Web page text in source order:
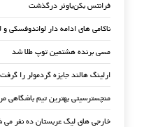
فرانتس بکن‌باوئر درگذشت
ناکامی های ادامه دار لواندوفسکی و
مسی برنده هشتمین توپ طلا شد
ارلینگ هالند جایزه گردمولر را گرفت
منچسترسیتی بهترین تیم باشگاهی مردان
خارجی های لیگ عربستان ده نفر می